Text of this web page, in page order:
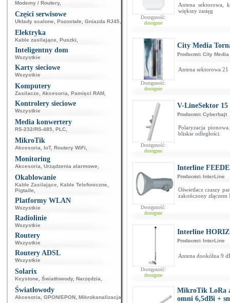
Modemy / Routery,
Części serwisowe
Układy scalone Pozostałe Gniazda RJ45
Elektryka
Kable zasilające Puszki
Inteligentny dom
Wszystkie
Karty sieciowe
Wszystkie
Komputery
Zasilacze Akcesoria Pamięci RAM
Kontrolery sieciowe
Wszystkie
Media konwertery
RS-232/RS-485 PLC
MikroTik
Akcesoria IoT, Routery WiFi
Monitoring
Akcesoria Urządzenia alarmowe
Okablowanie
Kable Zasilające Kable Telefoniczne
Pigtaile
Platformy WLAN
Wszystkie
Radiolinie
Wszystkie
Routery
Wszystkie
Routery ADSL
Wszystkie
Solarix
Keystone Światłowody, Narzędzia
Światłowody
Akcesoria GPON/EPON Mikrokanalizacja
Dostępność:
dostępne
Antena sektorowa,
większy zasięg
Dostępność:
dostępne
City Media
Producent: City Media
Antena sektorowa
Dostępność:
dostępne
V-LineSektor 15
Producent: Cyberbajt
Polaryzacja
bliskie odległości.
Dostępność:
dostępne
Interline
Producent: InterLine
Oświetlacz czaszy
zakończony złączem
Dostępność:
dostępne
Interline
Producent: InterLine
Antena dookólna 9
MikroTik LoRa
omni 6,5dBi +